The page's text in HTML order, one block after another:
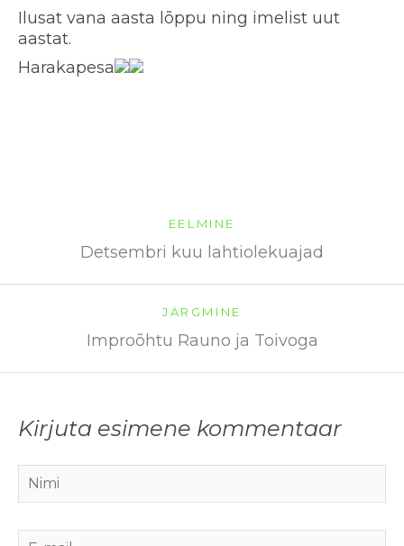
Ilusat vana aasta lõppu ning imelist uut
aastat.
Harakapesa
EELMINE
Detsembri kuu lahtiolekuajad
JÄRGMINE
Improõhtu Rauno ja Toivoga
Kirjuta esimene kommentaar